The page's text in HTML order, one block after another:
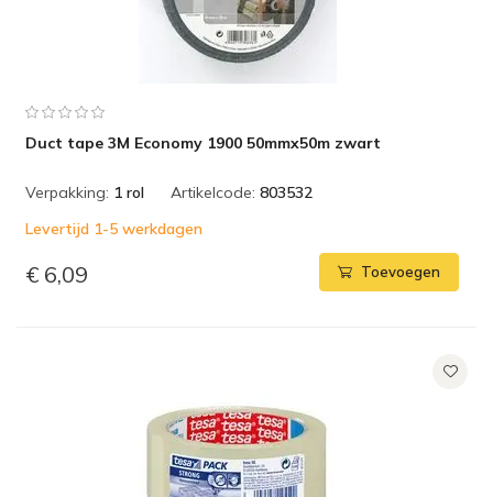
Duct tape 3M Economy 1900 50mmx50m zwart
Verpakking: 1 rol Artikelcode: 803532
Levertijd 1-5 werkdagen
€ 6,09 Toevoegen